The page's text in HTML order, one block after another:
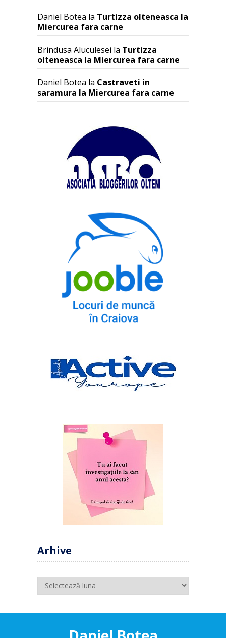
Daniel Botea la Turtizza olteneasca la
Miercurea fara carne
Brindusa Aluculesei la Turtizza
olteneasca la Miercurea fara carne
Daniel Botea la Castraveti in
saramura la Miercurea fara carne
Arhive
Arhive